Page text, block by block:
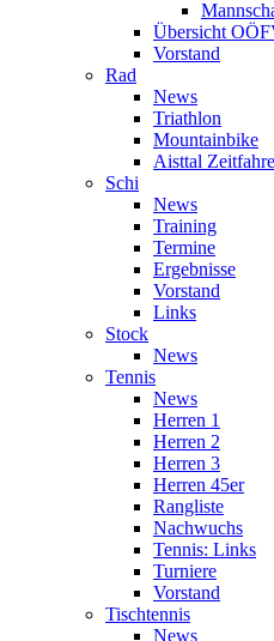
Übersicht
Vorstand
Rad
News
Triathlon
Mountainbike
Aisttal
Schi
News
Training
Termine
Ergebnisse
Vorstand
Links
Stock
News
Tennis
News
Herren 1
Herren 2
Herren 3
Herren 45er
Rangliste
Nachwuchs
Tennis: Links
Turniere
Vorstand
Tischtennis
News